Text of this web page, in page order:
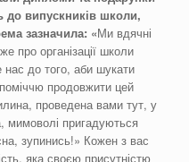
до випускників школи,
зазначила: «Ми вдячні
про організації школи
нас до того, аби шукати
продовжити цей
проведена вами тут, у
мимоволі пригадуються
зупинись!» Кожен з вас
яка своєю присутністю